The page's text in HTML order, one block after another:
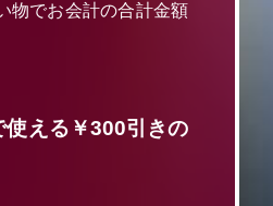
物でお会計の合計金額
使える￥300引きの